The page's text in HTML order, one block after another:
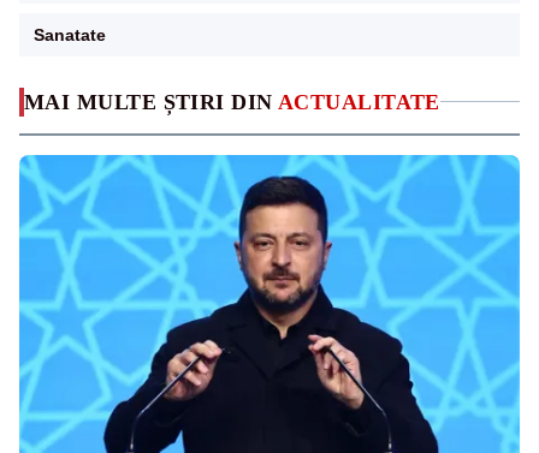
MAI MULTE ȘTIRI DIN ACTUALITATE
Sanatate